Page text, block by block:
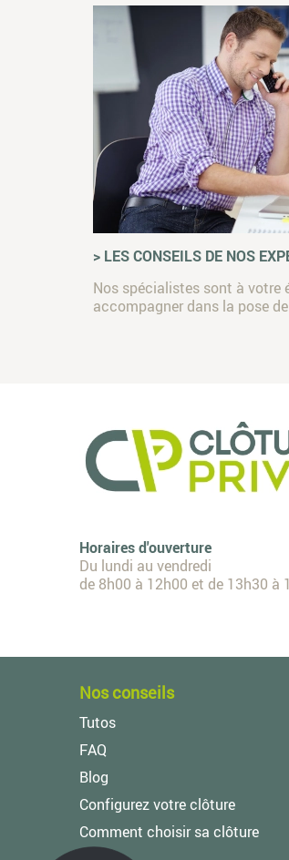
> LES CONSEILS DE NOS
Nos spécialistes sont à votre
accompagner dans la pose
Horaires d'ouverture
Du lundi au vendredi
de 8h00 à 12h00 et de 13h30 à
Nos conseils
Tutos
FAQ
Blog
Configurez votre clôture
Comment choisir sa clôture